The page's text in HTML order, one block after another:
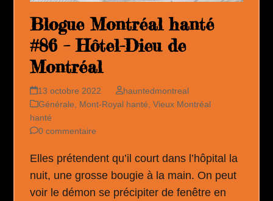
Blogue Montréal hanté
#86 – Hôtel-Dieu de
Montréal
13 octobre 2022
hauntedmontreal
Générale
Mont-Royal hanté ,Vieux Montréal
hanté
0 commentaire
Elles prétendent qu’il court dans l’hôpital la
nuit, une grosse bougie à la main. On peut
voir le démon se précipiter de fenêtre en